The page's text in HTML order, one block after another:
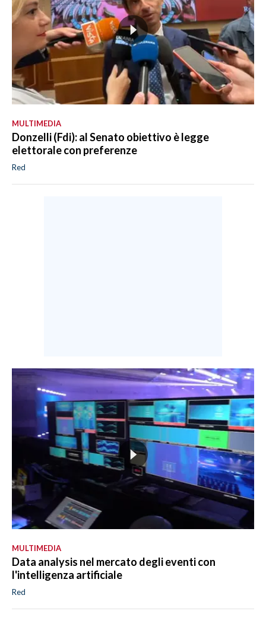
MULTIMEDIA
Donzelli (Fdi): al Senato obiettivo è legge
elettorale con preferenze
Red
MULTIMEDIA
Data analysis nel mercato degli eventi con
l'intelligenza artificiale
Red